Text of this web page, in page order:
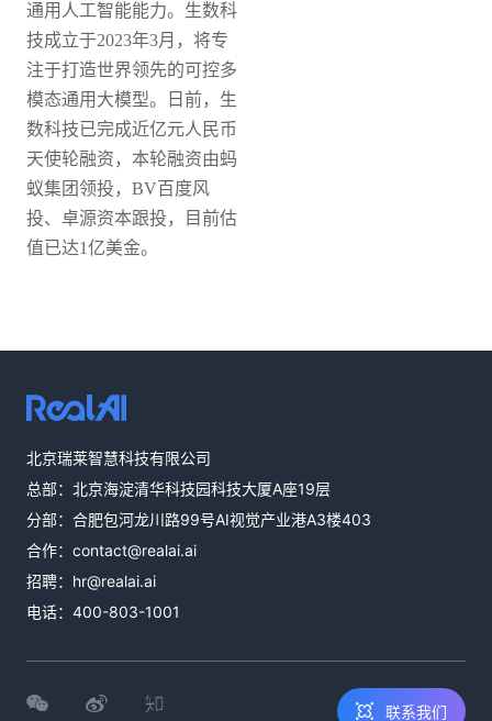
通用人工智能能力。 生数科
技成立于2023年3月，将专
注于打造世界领先的可控多
模态通用大模型。日前，生
数科技已完成近亿元人民币
天使轮融资，本轮融资由蚂
蚁集团领投，BV百度风
投、卓源资本跟投，目前估
值已达1亿美金。
北京瑞莱智慧科技有限公司
总部：北京海淀清华科技园科技大厦A座19层
分部：合肥包河龙川路99号AI视觉产业港A3楼403
合作： contact@realai.ai
招聘： hr@realai.ai
电话： 400-803-1001
联系我们
contact@realai.ai